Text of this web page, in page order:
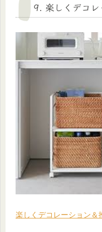
9. 楽しくデコレ
楽しくデコレーション＆